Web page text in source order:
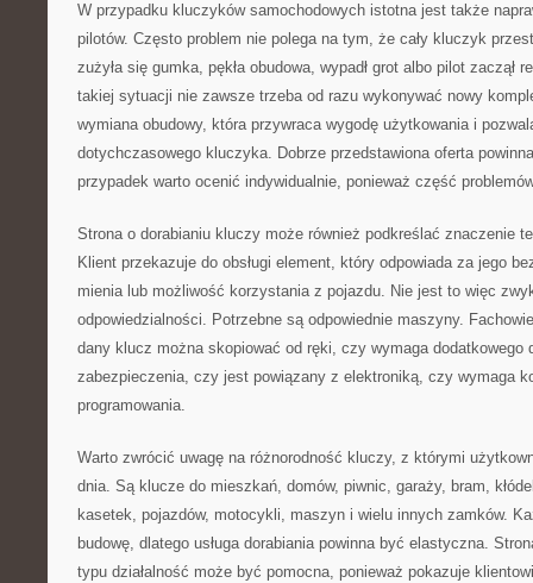
W przypadku kluczyków samochodowych istotna jest także
pilotów. Często problem nie polega na tym, że cały kluczyk
zużyła się gumka, pękła obudowa, wypadł grot albo pilot zaczął
takiej sytuacji nie zawsze trzeba od razu wykonywać nowy
wymiana obudowy, która przywraca wygodę użytkowania i
dotychczasowego kluczyka. Dobrze przedstawiona oferta
przypadek warto ocenić indywidualnie, ponieważ część
Strona o dorabianiu kluczy może również podkreślać znaczenie
Klient przekazuje do obsługi element, który odpowiada za jego
mienia lub możliwość korzystania z pojazdu. Nie jest to więc
odpowiedzialności. Potrzebne są odpowiednie maszyny.
dany klucz można skopiować od ręki, czy wymaga dodatkowego
zabezpieczenia, czy jest powiązany z elektroniką, czy wymaga
programowania.
Warto zwrócić uwagę na różnorodność kluczy, z którymi
dnia. Są klucze do mieszkań, domów, piwnic, garaży, bram,
kasetek, pojazdów, motocykli, maszyn i wielu innych zamków.
budowę, dlatego usługa dorabiania powinna być elastyczna.
typu działalność może być pomocna, ponieważ pokazuje